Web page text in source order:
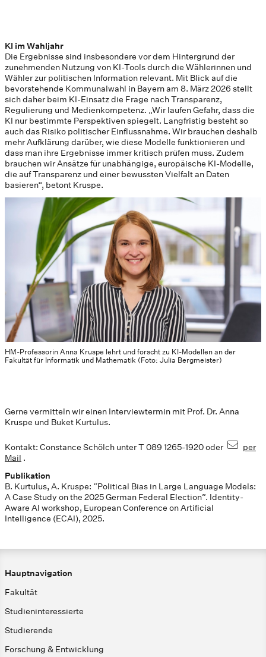
HM-Professorin Anna Kruspe lehrt und forscht zu KI-Modellen an der
Fakultät für Informatik und Mathematik (Foto: Julia Bergmeister)
KI im Wahljahr
Die Ergebnisse sind insbesondere vor dem Hintergrund der
zunehmenden Nutzung von KI-Tools durch die Wählerinnen und
Wähler zur politischen Information relevant. Mit Blick auf die
bevorstehende Kommunalwahl in Bayern am 8. März 2026 stellt
sich daher beim KI-Einsatz die Frage nach Transparenz,
Regulierung und Medienkompetenz. „Wir laufen Gefahr, dass die
KI nur bestimmte Perspektiven spiegelt. Langfristig besteht so
auch das Risiko politischer Einflussnahme. Wir brauchen deshalb
mehr Aufklärung darüber, wie diese Modelle funktionieren und
dass man ihre Ergebnisse immer kritisch prüfen muss. Zudem
brauchen wir Ansätze für unabhängige, europäische KI-Modelle,
die auf Transparenz und einer bewussten Vielfalt an Daten
basieren“, betont Kruspe.
Gerne vermitteln wir einen Interviewtermin mit Prof. Dr. Anna
Kruspe und Buket Kurtulus.
Kontakt: Constance Schölch unter T 089 1265-1920 oder
per
Mail .
Publikation
B. Kurtulus, A. Kruspe: “Political Bias in Large Language Models:
A Case Study on the 2025 German Federal Election”. Identity-
Aware AI workshop, European Conference on Artificial
Intelligence (ECAI), 2025.
Hauptnavigation
Fakultät
Studieninteressierte
Studierende
Forschung & Entwicklung